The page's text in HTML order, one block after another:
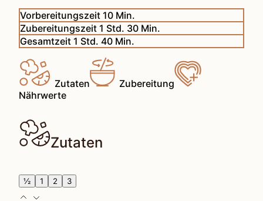
Vorbereitungszeit 10Minuten
Min.
Zubereitungszeit 1 Stunde
Std. 30Minuten
Min.
Gesamtzeit 1 Stunde
Std. 40Minuten
Min.
Zutaten
Zubereitung
Nährwerte
Zutaten
½ 1 2 3